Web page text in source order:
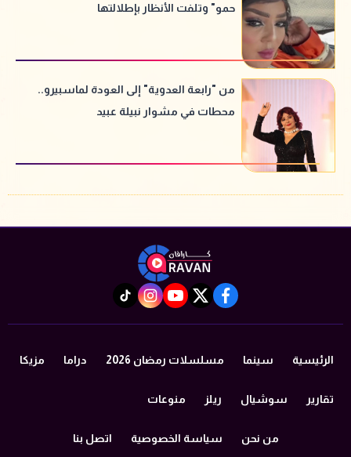
حمو" وتلفت الأنظار بإطلالتها
من "رابعة العدوية" إلى العودة لماسبيرو..
محطات في مشوار نبيلة عبيد
facebook
twitter
youtube
instagram
tiktok
الرئيسية سينما مسلسلات رمضان 2026 دراما مزيكا
تقارير سوشيال ريلز منوعات
من نحن سياسة الخصوصية اتصل بنا